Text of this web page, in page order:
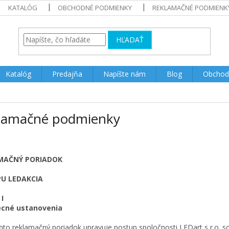
KATALÓG OBCHODNÉ PODMIENKY REKLAMAČNÉ
HĽADAŤ
Katalóg Predajňa Napíšte nám Blog
podmienky
PORIADOK
LEDAKCIA
ustanovenia